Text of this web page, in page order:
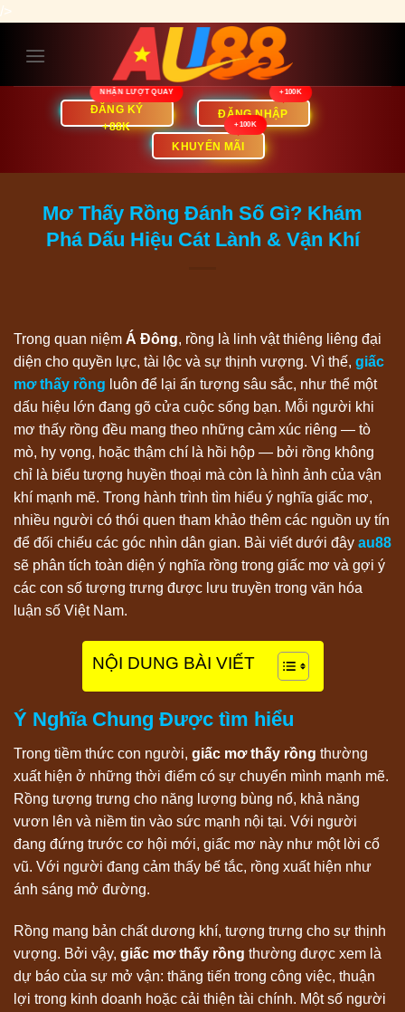
/>
nội
ĐĂNG KÝ
+88K
ĐĂNG NHẬP
KHUYẾN MÃI
Mơ Thấy Rồng Đánh Số Gì? Khám
Phá Dấu Hiệu Cát Lành & Vận Khí
Trong quan niệm Á Đông, rồng là linh vật thiêng liêng đại
diện cho quyền lực, tài lộc và sự thịnh vượng. Vì thế, giấc
mơ thấy rồng luôn để lại ấn tượng sâu sắc, như thể một
dấu hiệu lớn đang gõ cửa cuộc sống bạn. Mỗi người khi
mơ thấy rồng đều mang theo những cảm xúc riêng — tò
mò, hy vọng, hoặc thậm chí là hồi hộp — bởi rồng không
chỉ là biểu tượng huyền thoại mà còn là hình ảnh của vận
khí mạnh mẽ. Trong hành trình tìm hiểu ý nghĩa giấc mơ,
nhiều người có thói quen tham khảo thêm các nguồn uy tín
để đối chiếu các góc nhìn dân gian. Bài viết dưới đây au88
sẽ phân tích toàn diện ý nghĩa rồng trong giấc mơ và gợi ý
các con số tượng trưng được lưu truyền trong văn hóa
luận số Việt Nam.
NỘI DUNG BÀI VIẾT
Ý Nghĩa Chung Được tìm hiểu
Trong tiềm thức con người, giấc mơ thấy rồng thường
xuất hiện ở những thời điểm có sự chuyển mình mạnh mẽ.
Rồng tượng trưng cho năng lượng bùng nổ, khả năng
vươn lên và niềm tin vào sức mạnh nội tại. Với người
đang đứng trước cơ hội mới, giấc mơ này như một lời cổ
vũ. Với người đang cảm thấy bế tắc, rồng xuất hiện như
ánh sáng mở đường.
Rồng mang bản chất dương khí, tượng trưng cho sự thịnh
vượng. Bởi vậy, giấc mơ thấy rồng thường được xem là
dự báo của sự mở vận: thăng tiến trong công việc, thuận
lợi trong kinh doanh hoặc cải thiện tài chính. Một số người